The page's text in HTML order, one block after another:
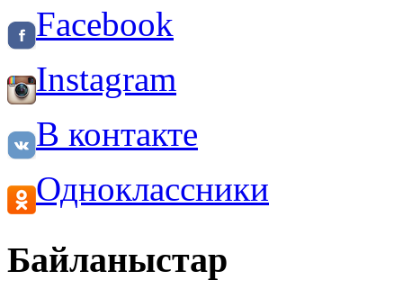
Facebook
Instagram
В контакте
Одноклассники
Байланыстар